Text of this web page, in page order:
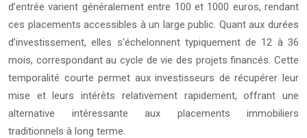
d’entrée varient généralement entre 100 et 1000 euros, rendant
ces placements accessibles à un large public. Quant aux durées
d’investissement, elles s’échelonnent typiquement de 12 à 36
mois, correspondant au cycle de vie des projets financés. Cette
temporalité courte permet aux investisseurs de récupérer leur
mise et leurs intérêts relativement rapidement, offrant une
alternative intéressante aux placements immobiliers
traditionnels à long terme.